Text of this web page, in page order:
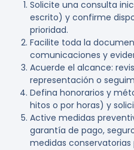
Solicite una consulta
escrito) y confirme
prioridad.
Facilite toda la
comunicaciones y
Acuerde el alcance:
representación o
Defina honorarios y
hitos o por horas) y
Active medidas
garantía de pago,
medidas